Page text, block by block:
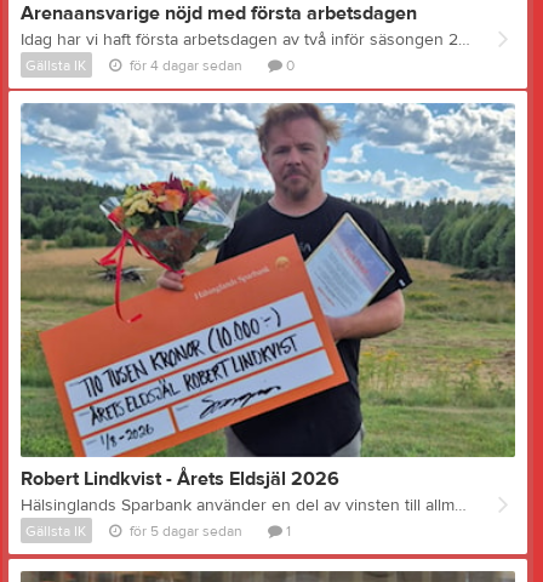
Arenaansvarige nöjd med första arbetsdagen
Idag har vi haft första arbetsdagen av två inför säsongen 26/27. Nio medlemmar kom, varav två från våra yngsta lag. Trots det något klena deltagandet blev det en lyckad dag. - Jag är mycket nöjd, sa arenaansvarige Robert Lindkvist. Trots den klena uppslutningen kan vi pricka av flera av de punkter vi hade på dagordningen innan den första september när vi skall slå på kylan. Dessutom har vi påbörjat andra åtgärder. Kommer det fler nästa gång kommer det här att gå jättebra. Jag vill också passa på att ge en extra eloge till Markus Nordin som på eget initiativ fixade en släpvagn och körde iväg skräp till tippen. Så här ser listan ut just nu: - Grovstäda överallt, inne och ute - KLART - Jämna ut bädden med laser - Påbörjat - Skura vattentankar - Påbörjat - Byta filter i kyl- och vattensystem - KLART - Justera portarna in till isen - Kontroll och lagning av skyddssnät (publikskydd) - KLART - Kontroll av målburar, lagning av nät vid behov - Påbörjat - Kontroll och justering av ljudanläggning - Röjning av gräs och sly runt arenan - Påbörjat - Starta upp vattensystemet inför säsongen - Påbörjat - Fixa nya bänkar till ungdomslagens poolspel NÄSTA ARBETSDAG: Söndag 30 augusti kl 11:00 Bilden: Robert Lindkvist går igenom vad som behöver göras innan säsongen 2026/27
Gällsta IK för 4 dagar sedan 0
Robert Lindkvist - Årets Eldsjäl 2026
Hälsinglands Sparbank använder en del av vinsten till allmännyttiga ändamål i bygden där banken finns. Det kallas "Hälsinglands Sparbank - Ger tillbaka". Vi i Gällsta IK fick till exempel bidrag till bygget av nya omklädningsrum för några år sedan. Banken delar dessutom ut stipendier till personer och företag som gjort förtjänstfulla insatser under året. Idag på Bergsjödagen fick vår arenansvarige Robert Lindkvist stipendium i kategorin Årets eldsjäl. Hälsinglands Sparbanks motivering lyder som följer: "Årets stipendiat är ett lysande exempel på hur ideellt engagemang och osjälviskt arbete kan skapa möjligheter för en hel bygd. Det är ett arbete som sällan syns i rampljuset, men som är helt avgörande för att en uppskattad verksamhet skall fungera - dag efter dag, år efter år. Med ett stort personligt engagemang och en imponerande arbetesinsats ser stipendiaten till att ishallen i Gällsta hålls i gång. Som arenaansvarig tar han ansvar för allt från den dagliga driften till att anläggningen fungerar när träningar och matcher skall genomföras. Tack vare detta engagemang kan barn, ungdomar och vuxna från Nordanstig, liksom från närliggande orter, samlas kring ishockeyn och gemenskapen. Den föreningsägda ishallen är en viktig mötesplats för många. Det är med stor stolthet vi delar ut Hälsinglands Sparbanks stipendium för Årets Eldsjäl 2026 till Robert Lindkvist." Det är bara att gratulera Robert till en mycket välförtjänt utmärkelse och Hälsinglands Sparbank till ett mycket bra val! - Tack! Det här var en mycket stor överraskning, säger Robert. Otroligt roligt, jag vill verkligen tacka de eller den som nominerat mig till det här stipendiet. Det är jättekul för mig att bli uppmärksammad på det här sättet, det är många ideella timmar som läggs ner som nog inte så många är medvetna om. Men allra roligast är ju att klubbens verksamhet uppmärksammas - det är alldeles för många Nordanstigsbor som inte ens vet att vi och ishallen finns. Bilden: En glad, lätt chockad och mycket överraskad stipendiat med prischecken. Foto: Gustav Lindkvist
Gällsta IK för 5 dagar sedan 1